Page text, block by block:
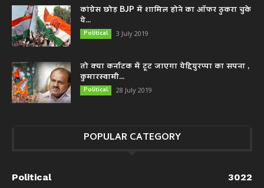
कांग्रेस छोड़ BJP में शामिल होने का ऑफर ठुकरा चुके
ये...
Political 3 July 2019
तो क्या कर्नाटक में टूट जाएगा येद्दियुरप्पा का सपना ,
कुमारस्वामी...
Political 28 July 2019
POPULAR CATEGORY
Political
3022